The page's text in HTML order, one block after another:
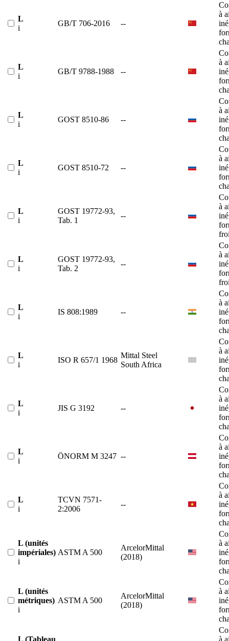
L
i
GB/T 706-2016 --
à
L
i
GB/T 9788-1988 --
à
L
i
GOST 8510-86 --
à
L
i
GOST 8510-72 --
à
L
i
GOST 19772-93,
Tab. 1
--
à
L
i
GOST 19772-93,
Tab. 2
--
à
L
i
IS 808:1989 --
à
L
i
ISO R 657/1 1968
Mittal Steel
South Africa
à
L
i
JIS G 3192 --
à
L
i
ÖNORM M 3247 --
à
L
i
TCVN 7571-
2:2006
--
à
L (unités
impériales)
i
ASTM A 500
ArcelorMittal
(2018)
à
L (unités
métriques)
i
ASTM A 500
ArcelorMittal
(2018)
à